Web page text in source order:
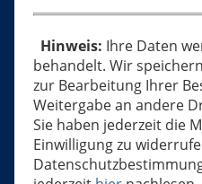
Hinweis: Ihre Daten
behandelt. Wir
zur Bearbeitung Ihrer
Weitergabe an andere
Sie haben jederzeit die
Einwilligung zu widerrufen.